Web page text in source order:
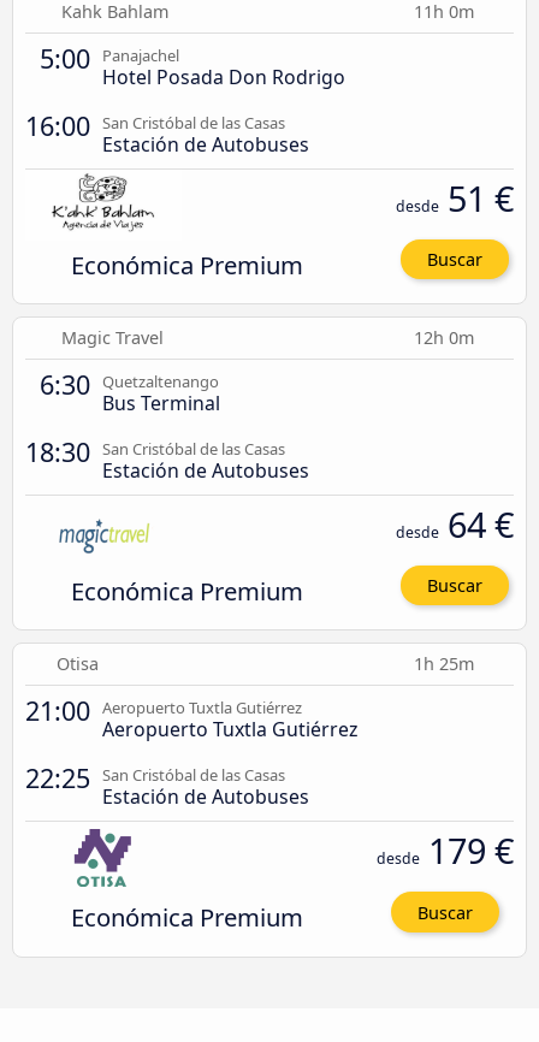
Kahk Bahlam 11h 0m
5:00 Panajachel
Hotel Posada Don Rodrigo
16:00 San Cristóbal de las Casas
Estación de Autobuses
Económica Premium
desde 51 €
Buscar
Magic Travel 12h 0m
6:30 Quetzaltenango
Bus Terminal
18:30 San Cristóbal de las Casas
Estación de Autobuses
Económica Premium
desde 64 €
Buscar
Otisa 1h 25m
21:00 Aeropuerto Tuxtla Gutiérrez
Aeropuerto Tuxtla Gutiérrez
22:25 San Cristóbal de las Casas
Estación de Autobuses
Económica Premium
desde 179 €
Buscar